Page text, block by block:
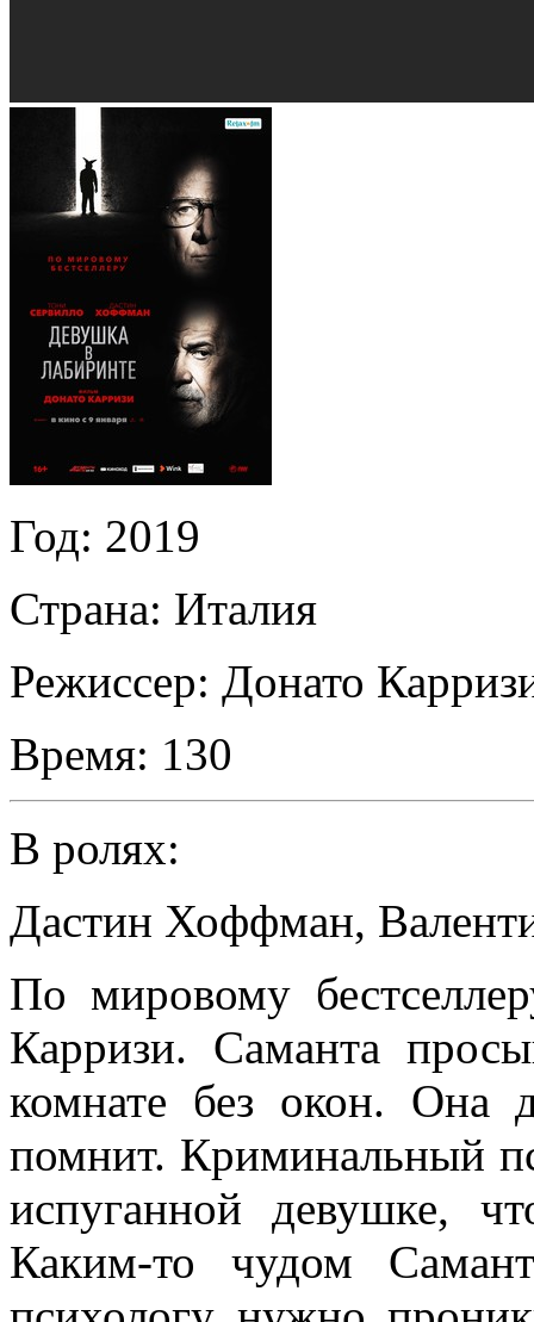
Год: 2019
Страна: Италия
Режиссер: Донато
Время: 130
В ролях:
Дастин Хоффман,
По мировому
Карризи. Саманта
комнате без окон. Она
помнит. Криминальный
испуганной девушке,
Каким-то чудом